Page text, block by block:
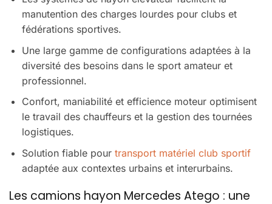
manutention des charges lourdes pour clubs et
fédérations sportives.
Une large gamme de configurations adaptées à la
diversité des besoins dans le sport amateur et
professionnel.
Confort, maniabilité et efficience moteur optimisent
le travail des chauffeurs et la gestion des tournées
logistiques.
Solution fiable pour transport matériel club sportif
adaptée aux contextes urbains et interurbains.
Les camions hayon Mercedes Atego : une